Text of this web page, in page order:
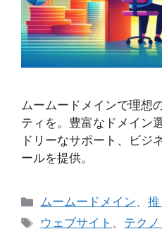
ムームードメインで理想
ティを。豊富なドメイン
ドリーなサポート、ビジ
ールを提供。
カ
テ
ムームードメイン、
タ
ウェブサイト 、 テク